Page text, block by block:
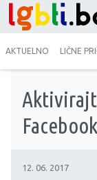
AKTUELNO LIČNE
12. 06. 2017